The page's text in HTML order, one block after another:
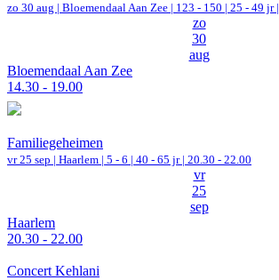
zo 30 aug | Bloemendaal Aan Zee | 123 - 150 | 25 - 49 jr |
zo
30
aug
Bloemendaal Aan Zee
14.30 - 19.00
Familiegeheimen
vr 25 sep | Haarlem | 5 - 6 | 40 - 65 jr | 20.30 - 22.00
vr
25
sep
Haarlem
20.30 - 22.00
Concert Kehlani